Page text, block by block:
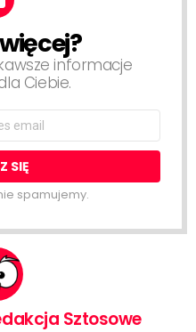
informacje
Ciebie.
spamujemy.
Sztosowe